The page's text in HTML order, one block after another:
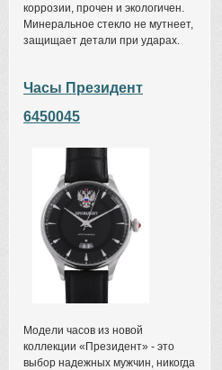
коррозии, прочен и экологичен.
Минеральное стекло не мутнеет,
защищает детали при ударах.
Часы Президент
6450045
Модели часов из новой
коллекции «Президент» - это
выбор надежных мужчин, никогда